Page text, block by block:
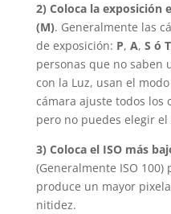
2) Coloca la exposición
(M). Generalmente las
de exposición: P, A, S ó
personas que no saben
con la Luz, usan el
cámara ajuste todos los
pero no puedes elegir
3) Coloca el ISO más
(Generalmente ISO
produce un mayor
nitidez.